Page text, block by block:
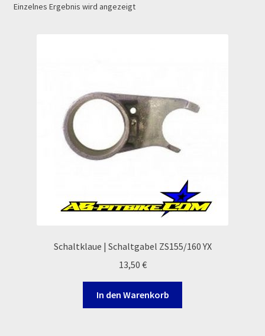
MALCOR PITCROSS / DIRTBIKE
Einzelnes Ergebnis wird angezeigt
Schaltklaue | Schaltgabel ZS155/160 YX
13,50 €
In den Warenkorb